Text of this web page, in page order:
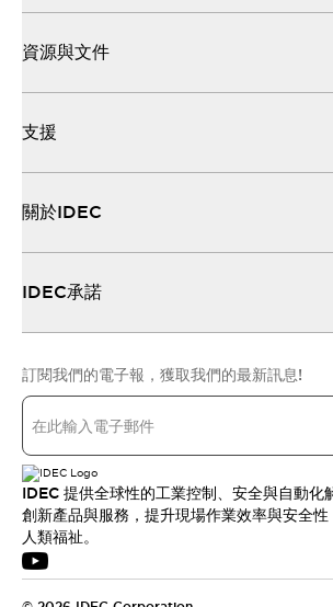
資源與文件
支援
關於IDEC
IDEC承諾
訂閱我們的電子報，獲取我們的最新訊息!
IDEC 提供全球性的工業控制、安全與自動化
創新產品與服務，提升現場作業效率與安全
人類福祉。